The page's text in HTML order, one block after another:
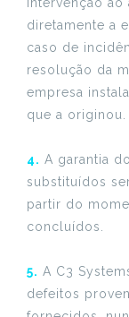
diretamente a
caso de
resolução da
empresa
que a originou.
4. A garantia
substituídos
partir do
concluídos.
5. A C3
defeitos